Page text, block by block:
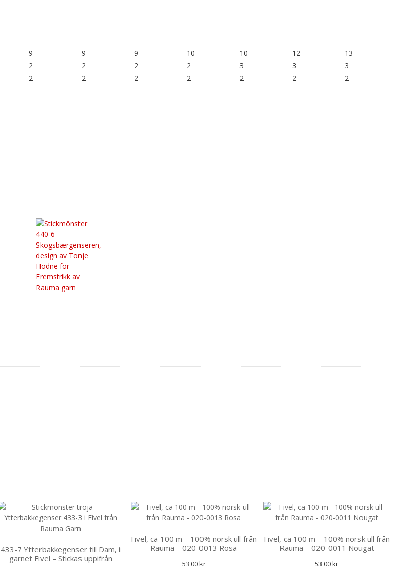
9 9 9 10 10 12
13
2 2 2 2 3 3
3
2 2 2 2 2 2 2
433-7 Ytterbakkegenser till Dam, i
garnet Fivel – Stickas uppifrån
Fivel, ca 100 m – 100% norsk ull från
Rauma – 020-0013 Rosa
53,00kr
Fivel, ca 100 m – 100% norsk ull från
Rauma – 020-0011 Nougat
53,00kr